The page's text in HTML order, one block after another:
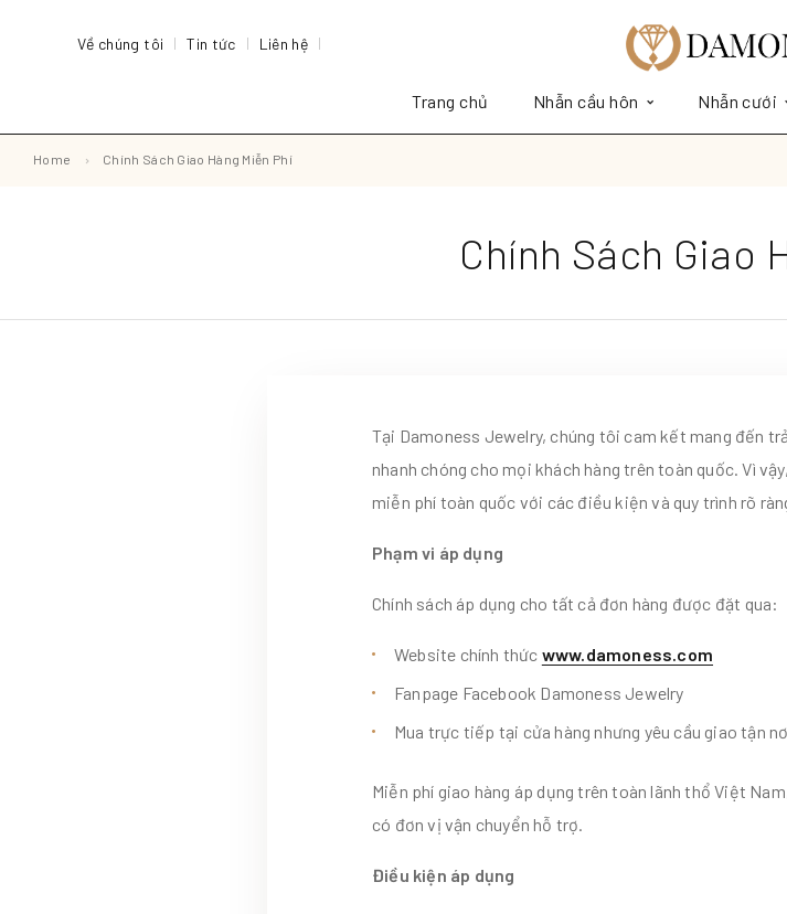
Về chúng tôi Tin tức Liên hệ
Trang chủ Nhẫn cầu hôn Nhẫn cưới
Home Chính Sách Giao Hàng Miễn Phí
Chính Sách Giao
Tại Damoness Jewelry, chúng tôi cam kết mang đến
nhanh chóng cho mọi khách hàng trên toàn quốc. Vì
miễn phí toàn quốc với các điều kiện và quy trình rõ
Phạm vi áp dụng
Chính sách áp dụng cho tất cả đơn hàng được đặt qua:
Website chính thức www.damoness.com
Fanpage Facebook Damoness Jewelry
Mua trực tiếp tại cửa hàng nhưng yêu cầu giao tận
Miễn phí giao hàng áp dụng trên toàn lãnh thổ Việt
có đơn vị vận chuyển hỗ trợ.
Điều kiện áp dụng